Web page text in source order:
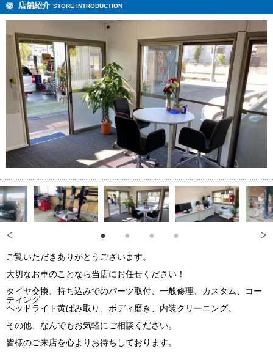
店舗紹介 STORE INTRODUCTION
ご覧いただきありがとうございます。
大切なお車のことなら当店にお任せください！
タイヤ交換、持ち込みでのパーツ取付、一般修理、カスタム、コー
ティング
ヘッドライト黄ばみ取り、ボディ磨き、内装クリーニング。
その他、なんでもお気軽にご相談ください。
皆様のご来店を心よりお待ちしております。